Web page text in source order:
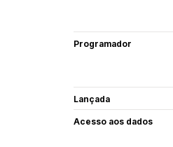
Programador
Lançada
Acesso aos dados